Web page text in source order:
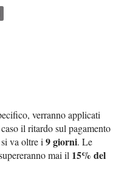
verranno applicati
il ritardo sul pagamento
si va oltre i9 giorni. Le
mai il 15% del